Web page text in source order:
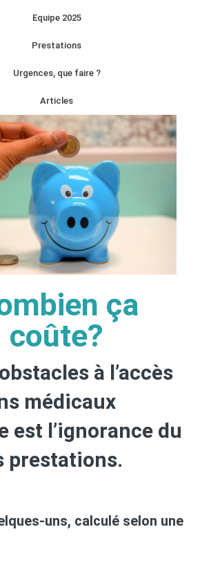
Equipe 2025
Prestations
Urgences, que faire ?
Articles
ça
coûte?
à l’accès
médicaux
est l’ignorance du
prestations.
uns, calculé selon une